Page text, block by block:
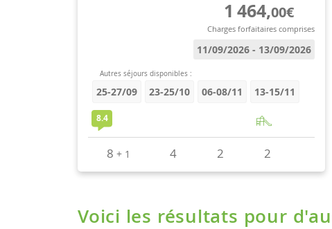
Voici les résultats pour